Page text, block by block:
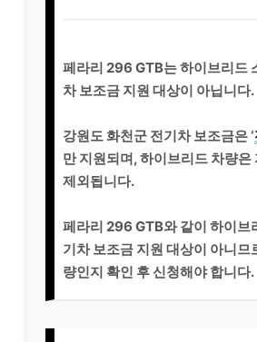
페라리 296 GTB는 하이브리드
차 보조금 지원 대상이 아닙니다.
강원도 화천군 전기차 보조금은 ‘
만 지원되며, 하이브리드 차량은
제외됩니다.
페라리 296 GTB와 같이 하이브
기차 보조금 지원 대상이 아니므
량인지 확인 후 신청해야 합니다.